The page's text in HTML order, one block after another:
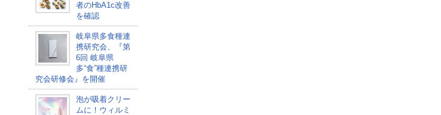
者のHbA1c改善
を確認
岐阜県多食種連
携研究会、『第
6回 岐阜県
多“食”種連携研
究会研修会』を開催
泡が吸着クリー
ムに！ウィルミ